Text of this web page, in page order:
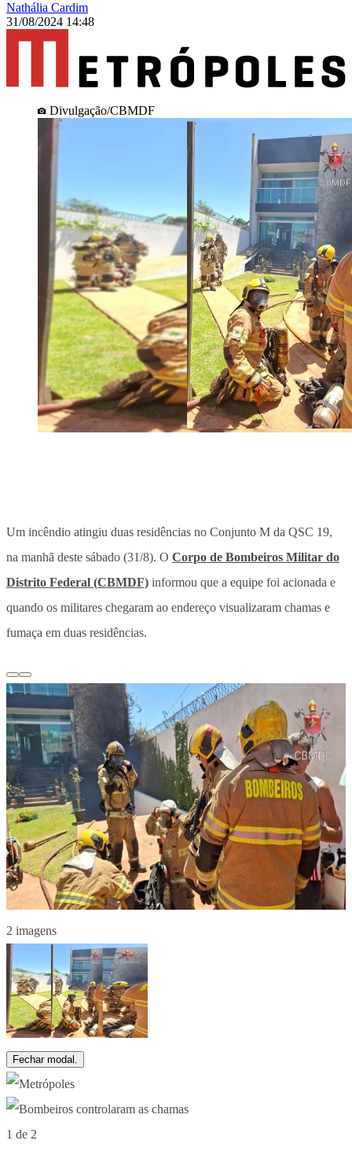
Nathália Cardim
31/08/2024 14:48
Divulgação/CBMDF
Um incêndio atingiu duas residências no Conjunto M da QSC 19,
na manhã deste sábado (31/8). O Corpo de Bombeiros Militar do
Distrito Federal (CBMDF) informou que a equipe foi acionada e
quando os militares chegaram ao endereço visualizaram chamas e
fumaça em duas residências.
2 imagens
Fechar modal.
1 de 2